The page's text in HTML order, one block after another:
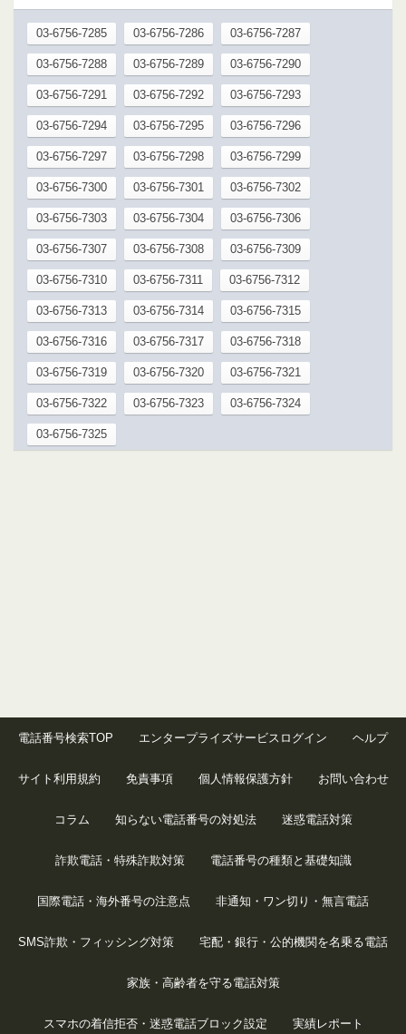
03-6756-7285 03-6756-7286 03-6756-7287
03-6756-7288 03-6756-7289 03-6756-7290
03-6756-7291 03-6756-7292 03-6756-7293
03-6756-7294 03-6756-7295 03-6756-7296
03-6756-7297 03-6756-7298 03-6756-7299
03-6756-7300 03-6756-7301 03-6756-7302
03-6756-7303 03-6756-7304 03-6756-7306
03-6756-7307 03-6756-7308 03-6756-7309
03-6756-7310 03-6756-7311 03-6756-7312
03-6756-7313 03-6756-7314 03-6756-7315
03-6756-7316 03-6756-7317 03-6756-7318
03-6756-7319 03-6756-7320 03-6756-7321
03-6756-7322 03-6756-7323 03-6756-7324
03-6756-7325
電話番号検索TOP エンタープライズサービスログイン ヘルプ
サイト利用規約 免責事項 個人情報保護方針 お問い合わせ
コラム 知らない電話番号の対処法 迷惑電話対策
詐欺電話・特殊詐欺対策 電話番号の種類と基礎知識
国際電話・海外番号の注意点 非通知・ワン切り・無言電話
SMS詐欺・フィッシング対策 宅配・銀行・公的機関を名乗る電話
家族・高齢者を守る電話対策
スマホの着信拒否・迷惑電話ブロック設定 実績レポート